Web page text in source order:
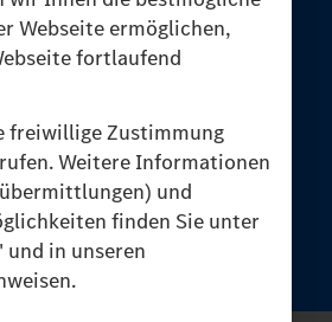
Webseite ermöglichen,
fortlaufend
freiwillige Zustimmung
Weitere Informationen
und
finden Sie unter
in unseren